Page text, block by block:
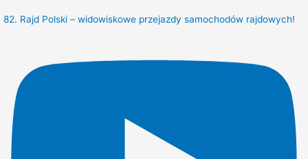
82. Rajd Polski – widowiskowe przejazdy samochodów rajdowych!